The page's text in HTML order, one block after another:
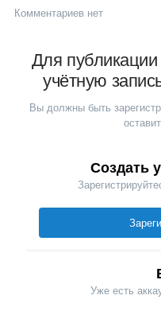
Комментариев нет
Для
учётную
Вы должны быть
Создать
Уже есть